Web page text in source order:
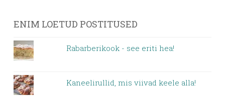
ENIM LOETUD POSTITUSED
Rabarberikook - see eriti hea!
Kaneelirullid, mis viivad keele alla!